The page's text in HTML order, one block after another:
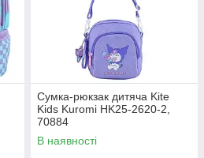
Сумка-рюкзак дитяча Kite
Kids Kuromi HK25-2620-2,
70884
В наявності